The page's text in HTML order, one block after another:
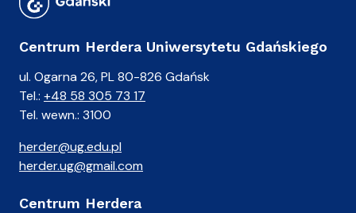
Centrum Herdera Uniwersytetu Gdańskiego
ul. Ogarna 26, PL 80-826 Gdańsk
Tel.: +48 58 305 73 17
Tel. wewn.: 3100
herder@ug.edu.pl
herder.ug@gmail.com
Centrum Herdera